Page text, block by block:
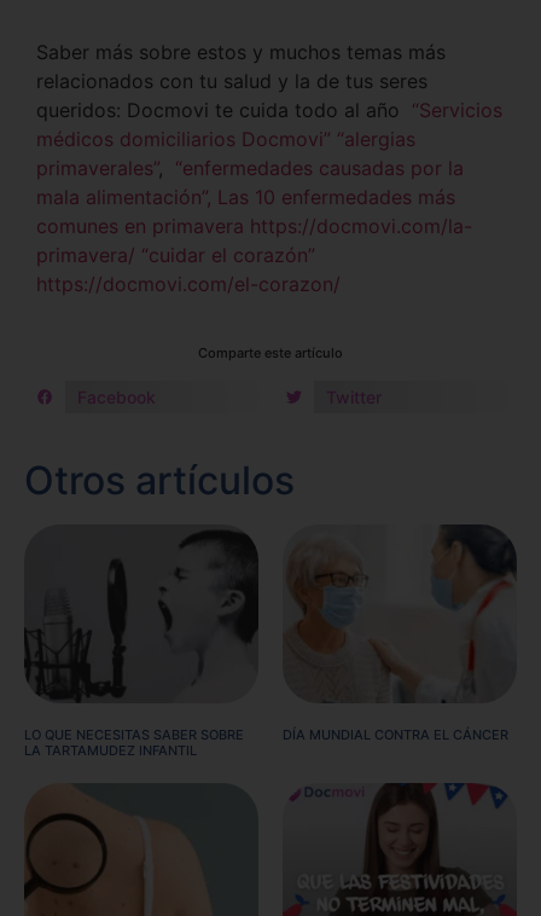
Saber más sobre estos y muchos temas más
relacionados con tu salud y la de tus seres
queridos: Docmovi te cuida todo al año “Servicios
médicos domiciliarios Docmovi” “alergias
primaverales”, “enfermedades causadas por la
mala alimentación”, Las 10 enfermedades más
comunes en primavera https://docmovi.com/la-
primavera/ “cuidar el corazón”
https://docmovi.com/el-corazon/
Comparte este artículo
Facebook Twitter
Otros artículos
LO QUE NECESITAS SABER SOBRE
LA TARTAMUDEZ INFANTIL
DÍA MUNDIAL CONTRA EL CÁNCER